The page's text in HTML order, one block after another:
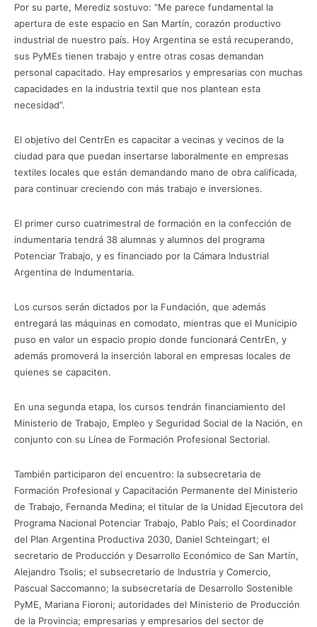
Por su parte, Merediz sostuvo: “Me parece fundamental la
apertura de este espacio en San Martín, corazón productivo
industrial de nuestro país. Hoy Argentina se está recuperando,
sus PyMEs tienen trabajo y entre otras cosas demandan
personal capacitado. Hay empresarios y empresarias con muchas
capacidades en la industria textil que nos plantean esta
necesidad”.
El objetivo del CentrEn es capacitar a vecinas y vecinos de la
ciudad para que puedan insertarse laboralmente en empresas
textiles locales que están demandando mano de obra calificada,
para continuar creciendo con más trabajo e inversiones.
El primer curso cuatrimestral de formación en la confección de
indumentaria tendrá 38 alumnas y alumnos del programa
Potenciar Trabajo, y es financiado por la Cámara Industrial
Argentina de Indumentaria.
Los cursos serán dictados por la Fundación, que además
entregará las máquinas en comodato, mientras que el Municipio
puso en valor un espacio propio donde funcionará CentrEn, y
además promoverá la inserción laboral en empresas locales de
quienes se capaciten.
En una segunda etapa, los cursos tendrán financiamiento del
Ministerio de Trabajo, Empleo y Seguridad Social de la Nación, en
conjunto con su Línea de Formación Profesional Sectorial.
También participaron del encuentro: la subsecretaria de
Formación Profesional y Capacitación Permanente del Ministerio
de Trabajo, Fernanda Medina; el titular de la Unidad Ejecutora del
Programa Nacional Potenciar Trabajo, Pablo País; el Coordinador
del Plan Argentina Productiva 2030, Daniel Schteingart; el
secretario de Producción y Desarrollo Económico de San Martín,
Alejandro Tsolis; el subsecretario de Industria y Comercio,
Pascual Saccomanno; la subsecretaria de Desarrollo Sostenible
PyME, Mariana Fioroni; autoridades del Ministerio de Producción
de la Provincia; empresarias y empresarios del sector de